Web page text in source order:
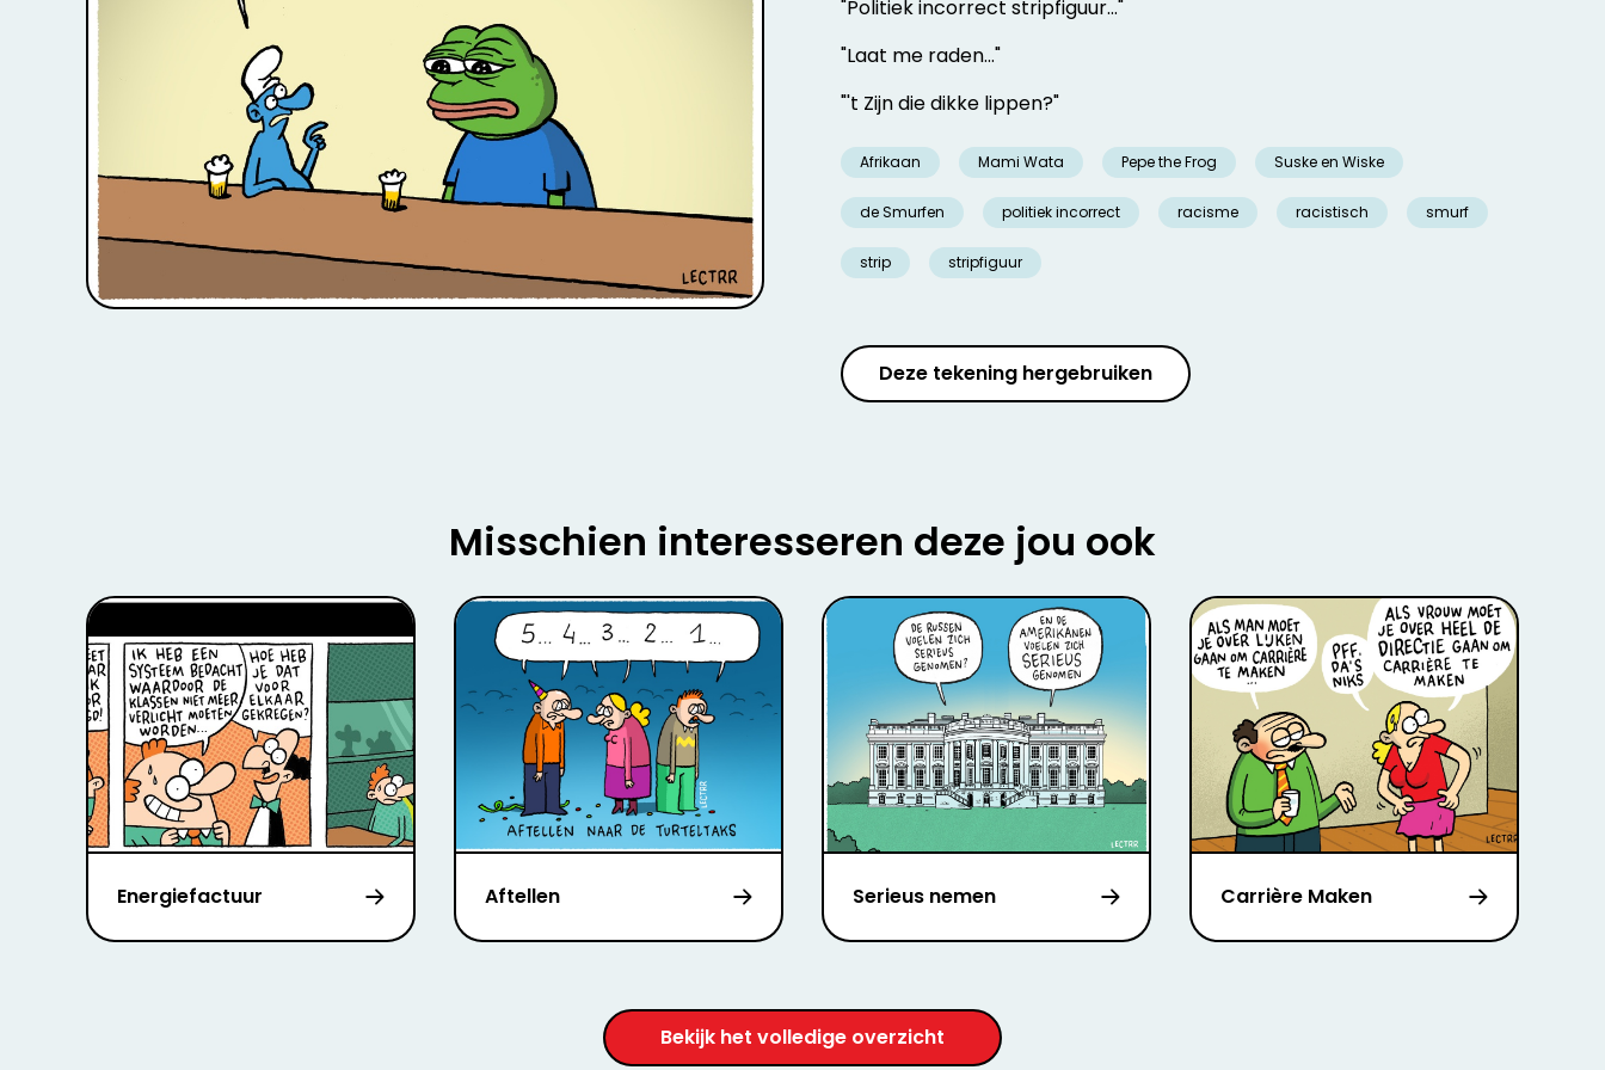
"Politiek incorrect stripfiguur..."
"Laat me raden..."
"'t Zijn die dikke lippen?"
Afrikaan Mami Wata Pepe the Frog Suske en Wiske
de Smurfen politiek incorrect racisme racistisch smurf
strip stripfiguur
Deze tekening hergebruiken
Misschien interesseren deze jou ook
Energiefactuur Aftellen Serieus nemen Carrière Maken
Bekijk het volledige overzicht